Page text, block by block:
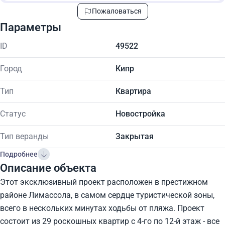
Пожаловаться
Параметры
ID 49522
Город Кипр
Тип Квартира
Статус Новостройка
Тип веранды Закрытая
Подробнее
Описание объекта
Этот эксклюзивный проект расположен в престижном
районе Лимассола, в самом сердце туристической зоны,
всего в нескольких минутах ходьбы от пляжа. Проект
состоит из 29 роскошных квартир с 4-го по 12-й этаж - все